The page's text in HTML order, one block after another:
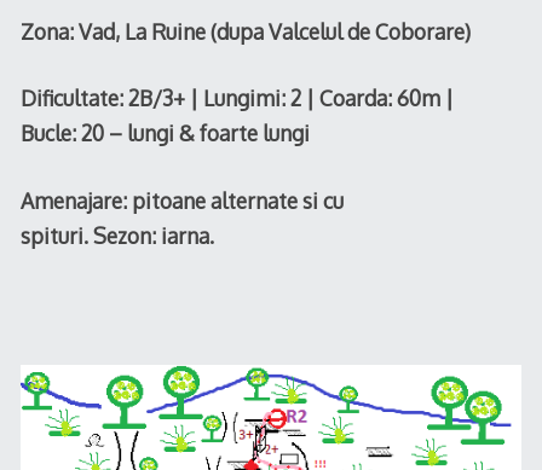
Zona: Vad, La Ruine (dupa Valcelul de Coborare)
Dificultate: 2B/3+ | Lungimi: 2 | Coarda: 60m |
Bucle: 20 – lungi & foarte lungi
Amenajare: pitoane alternate si cu
spituri.Sezon: iarna.